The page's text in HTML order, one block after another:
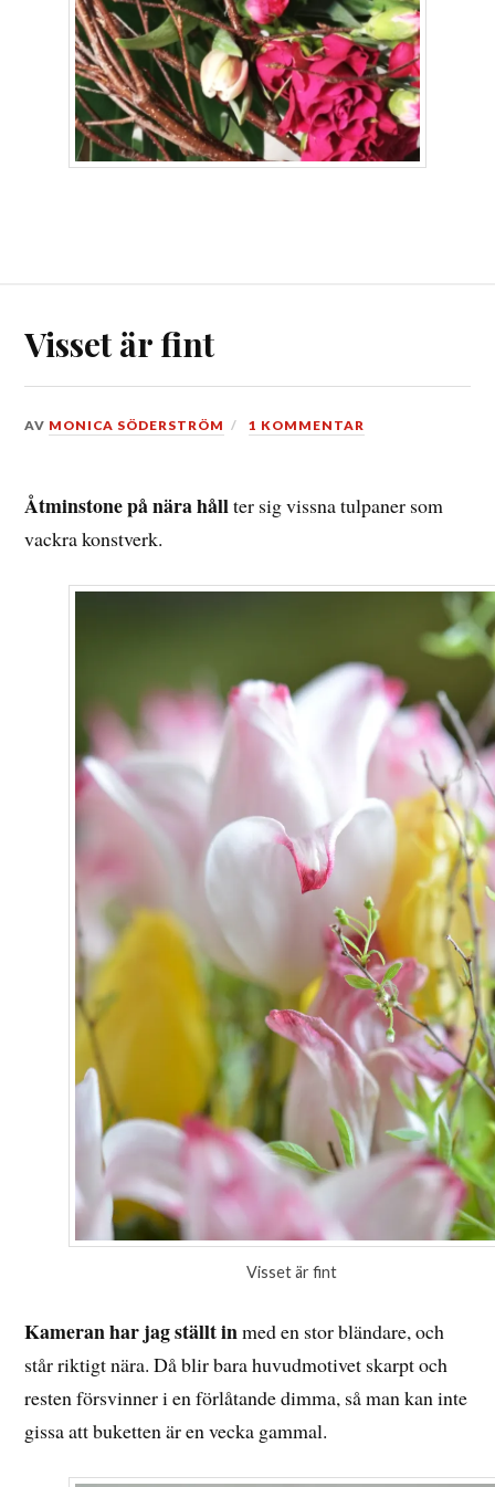
Visset är fint
DEN
2017
AV MONICA SÖDERSTRÖM 1 KOMMENTAR
Åtminstone på nära hållter sig vissna tulpaner som
vackra konstverk.
Visset är fint
Kameran har jag ställt inmed en stor bländare, och
står riktigt nära. Då blir bara huvudmotivet skarpt och
resten försvinner i en förlåtande dimma, så man kan inte
gissa att buketten är en vecka gammal.